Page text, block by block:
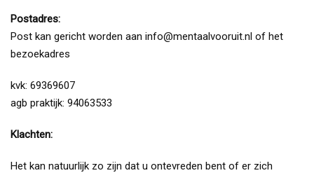
Postadres:
Post kan gericht worden aan info@mentaalvooruit.nl of het
bezoekadres
kvk: 69369607
agb praktijk: 94063533
Klachten:
Het kan natuurlijk zo zijn dat u ontevreden bent of er zich